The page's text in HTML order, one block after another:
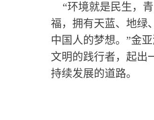
“环境就是民生，
福，拥有天蓝、地绿
中国人的梦想。”金
文明的践行者，起出
持续发展的道路。